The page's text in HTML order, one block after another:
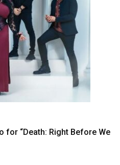
for “Death: Right Before We